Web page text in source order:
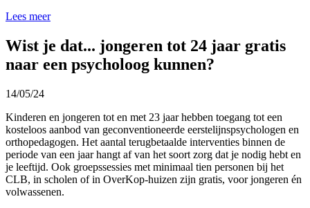
Lees meer
Wist je dat... jongeren tot 24 jaar gratis
naar een psycholoog kunnen?
14/05/24
Kinderen en jongeren tot en met 23 jaar hebben toegang tot een
kosteloos aanbod van geconventioneerde eerstelijnspsychologen en
orthopedagogen. Het aantal terugbetaalde interventies binnen de
periode van een jaar hangt af van het soort zorg dat je nodig hebt en
je leeftijd. Ook groepssessies met minimaal tien personen bij het
CLB, in scholen of in OverKop-huizen zijn gratis, voor jongeren én
volwassenen.